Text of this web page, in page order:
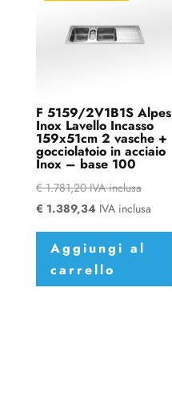
F 5159/2V1B1S Alpes
Inox Lavello Incasso
159x51cm 2 vasche +
gocciolatoio in acciaio
Inox – base 100
€1.781,20 IVA inclusa
€ 1.389,34 IVA inclusa
Aggiungi al
carrello